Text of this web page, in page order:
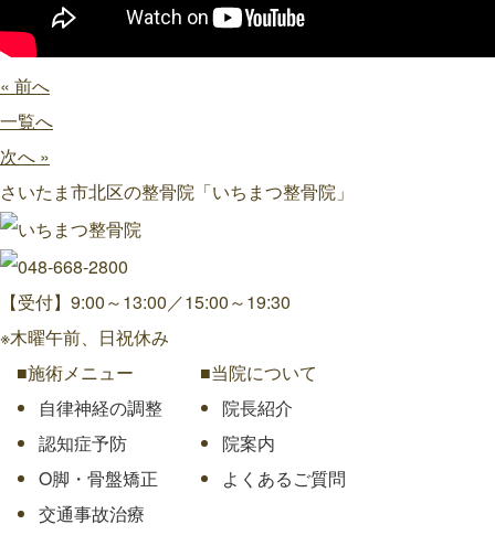
« 前へ
一覧へ
次へ »
さいたま市北区の整骨院「いちまつ整骨院」
【受付】9:00～13:00／15:00～19:30
※木曜午前、日祝休み
■施術メニュー
自律神経の調整
認知症予防
O脚・骨盤矯正
交通事故治療
■当院について
院長紹介
院案内
よくあるご質問